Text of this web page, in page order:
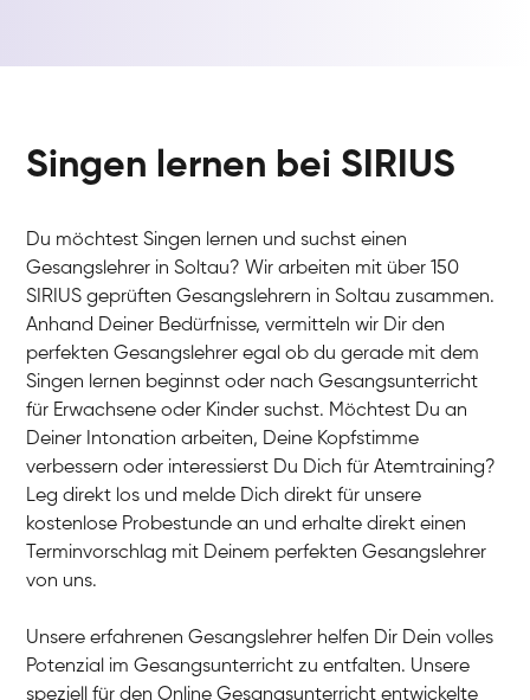
Singen lernen bei SIRIUS
Du möchtest Singen lernen und suchst einen
Gesangslehrer in Soltau? Wir arbeiten mit über 150
SIRIUS geprüften Gesangslehrern in Soltau zusammen.
Anhand Deiner Bedürfnisse, vermitteln wir Dir den
perfekten Gesangslehrer egal ob du gerade mit dem
Singen lernen beginnst oder nach Gesangsunterricht
für Erwachsene oder Kinder suchst. Möchtest Du an
Deiner Intonation arbeiten, Deine Kopfstimme
verbessern oder interessierst Du Dich für Atemtraining?
Leg direkt los und melde Dich direkt für unsere
kostenlose Probestunde an und erhalte direkt einen
Terminvorschlag mit Deinem perfekten Gesangslehrer
von uns.
Unsere erfahrenen Gesangslehrer helfen Dir Dein volles
Potenzial im Gesangsunterricht zu entfalten. Unsere
speziell für den Online Gesangsunterricht entwickelte